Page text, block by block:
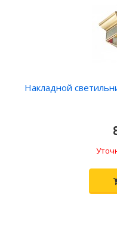
Накладной